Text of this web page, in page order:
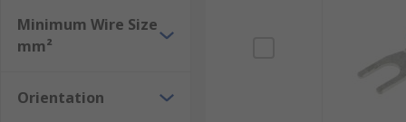
Minimum Wire Size
mm²
Orientation